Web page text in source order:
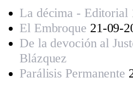
La décima - Editorial
El Embroque 21-09-
De la devoción al
Blázquez
Parálisis Permanente